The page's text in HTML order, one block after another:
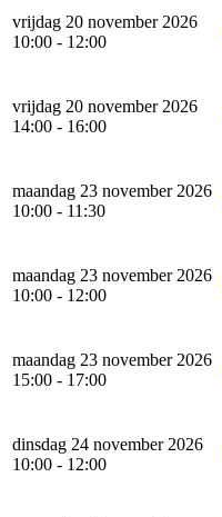
vrijdag 20 november 2026
10:00 - 12:00
vrijdag 20 november 2026
14:00 - 16:00
maandag 23 november 2026
10:00 - 11:30
maandag 23 november 2026
10:00 - 12:00
maandag 23 november 2026
15:00 - 17:00
dinsdag 24 november 2026
10:00 - 12:00